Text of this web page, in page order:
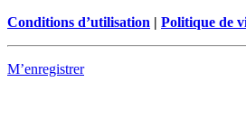
Conditions d’utilisation | Politique de
M’enregistrer